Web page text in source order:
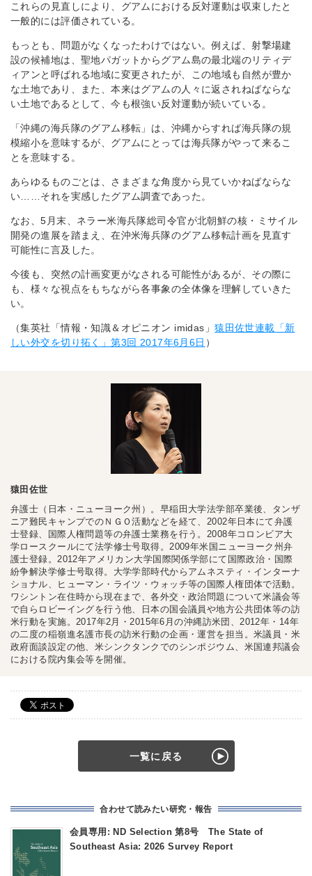
これらの見直しにより、グアムにおける反対運動は収束したと
一般的には評価されている。
もっとも、問題がなくなったわけではない。例えば、射撃場建
設の候補地は、聖地パガットからグアム島の最北端のリティデ
ィアンと呼ばれる地域に変更されたが、この地域も自然が豊か
な土地であり、また、本来はグアムの人々に返されねばならな
い土地であるとして、今も根強い反対運動が続いている。
「沖縄の海兵隊のグアム移転」は、沖縄からすれば海兵隊の規
模縮小を意味するが、グアムにとっては海兵隊がやって来るこ
とを意味する。
あらゆるものごとは、さまざまな角度から見ていかねばならな
い……それを実感したグアム調査であった。
なお、5月末、ネラー米海兵隊総司令官が北朝鮮の核・ミサイル
開発の進展を踏まえ、在沖米海兵隊のグアム移転計画を見直す
可能性に言及した。
今後も、突然の計画変更がなされる可能性があるが、その際に
も、様々な視点をもちながら各事象の全体像を理解していきた
い。
（集英社「情報・知識＆オピニオン imidas」猿田佐世連載「新
しい外交を切り拓く」第3回 2017年6月6日 ）
猿田佐世
弁護士（日本・ニューヨーク州）。早稲田大学法学部卒業後、タンザ
ニア難民キャンプでのＮＧＯ活動などを経て、2002年日本にて弁護
士登録、国際人権問題等の弁護士業務を行う。2008年コロンビア大
学ロースクールにて法学修士号取得。2009年米国ニューヨーク州弁
護士登録。2012年アメリカン大学国際関係学部にて国際政治・国際
紛争解決学修士号取得。大学学部時代からアムネスティ・インターナ
ショナル、ヒューマン・ライツ・ウォッチ等の国際人権団体で活動。
ワシントン在住時から現在まで、各外交・政治問題について米議会等
で自らロビーイングを行う他、日本の国会議員や地方公共団体等の訪
米行動を実施。2017年2月・2015年6月の沖縄訪米団、2012年・14年
の二度の稲嶺進名護市長の訪米行動の企画・運営を担当。米議員・米
政府面談設定の他、米シンクタンクでのシンポジウム、米国連邦議会
における院内集会等を開催。
一覧に戻る
合わせて読みたい研究・報告
会員専用: ND Selection 第8号 The State of
Southeast Asia: 2026 Survey Report